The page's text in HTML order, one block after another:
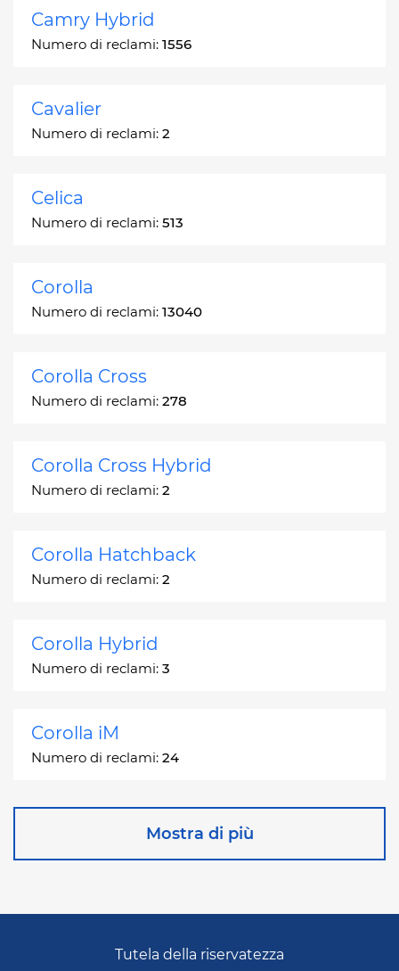
Camry Hybrid
Numero di reclami: 1556
Cavalier
Numero di reclami: 2
Celica
Numero di reclami: 513
Corolla
Numero di reclami: 13040
Corolla Cross
Numero di reclami: 278
Corolla Cross Hybrid
Numero di reclami: 2
Corolla Hatchback
Numero di reclami: 2
Corolla Hybrid
Numero di reclami: 3
Corolla iM
Numero di reclami: 24
Corona Station Wagon
Mostra di più
Tutela della riservatezza